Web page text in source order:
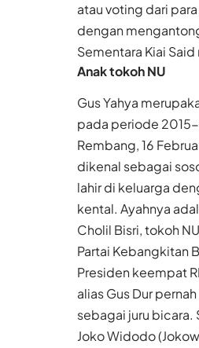
atau voting dari
dengan
Sementara Kiai
Anak tokoh NU
Gus Yahya
pada periode
Rembang, 16
dikenal sebagai
lahir di keluarga
kental. Ayahnya
Cholil Bisri, tokoh
Partai Kebangkitan
Presiden keempat
alias Gus Dur
sebagai juru bicara.
Joko Widodo